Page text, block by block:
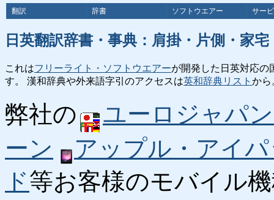
翻訳 辞書 ソフトウエアー サー
日英翻訳辞書・事典：肩掛・片側・家
これはフリーライト・ソフトウエアーが開発した日英対応の
す。 漢和辞典や外来語字引のアクセスは英和辞典リスト から
弊社の
ユーロジャパ
ーン
アップル・アイ
ド等お客様のモバイル